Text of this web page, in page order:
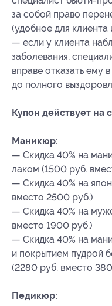
за собой право
(удобное для клиента
— если у клиента
заболевания,
вправе отказать ему
до полного
Купон действует на
Маникюр:
— Скидка 40% на
лаком (1500 руб.
— Скидка 40% на
вместо 2500 руб.)
— Скидка 40% на
вместо 1900 руб.)
— Скидка 40% на
и покрытием пудрой
(2280 руб. вместо
Педикюр: